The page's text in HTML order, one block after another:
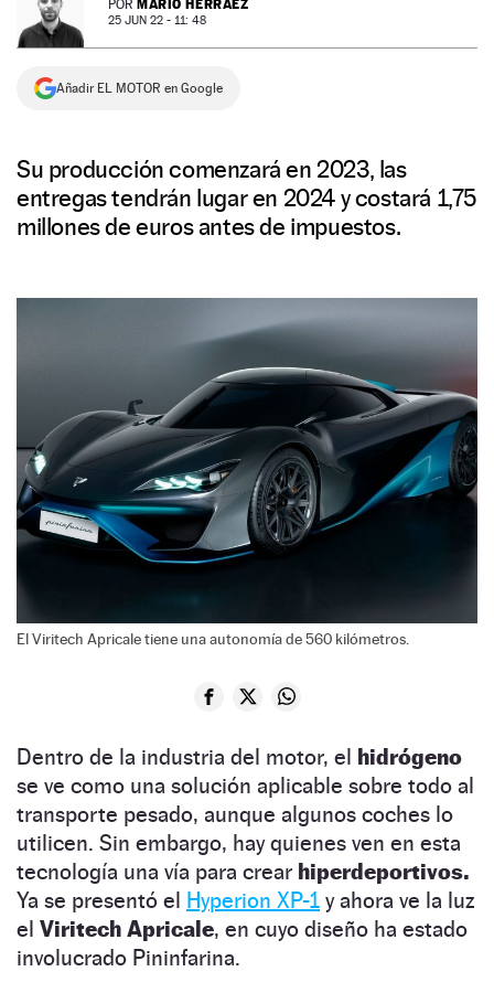
NEWSLETTER
SÍGUENOS
POR MARIO HERRÁEZ
25 JUN 22 - 11: 48
Añadir EL MOTOR en Google
Su producción comenzará en 2023, las
entregas tendrán lugar en 2024 y costará 1,75
millones de euros antes de impuestos.
El Viritech Apricale tiene una autonomía de 560 kilómetros.
Dentro de la industria del motor, el hidrógeno
se ve como una solución aplicable sobre todo al
transporte pesado, aunque algunos coches lo
utilicen. Sin embargo, hay quienes ven en esta
tecnología una vía para crear hiperdeportivos.
Ya se presentó el Hyperion XP-1 y ahora ve la luz
el Viritech Apricale, en cuyo diseño ha estado
involucrado Pininfarina.